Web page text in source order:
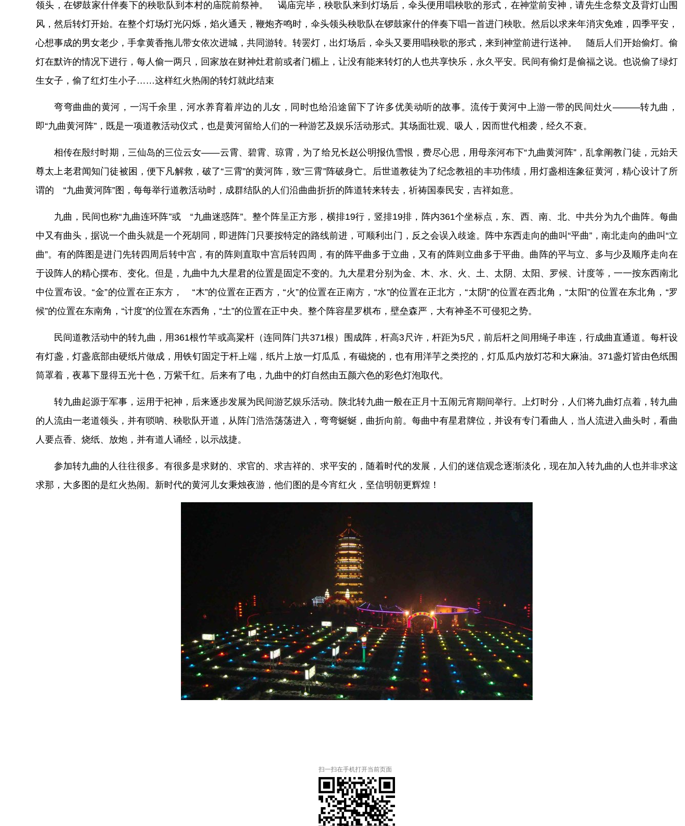
领头，在锣鼓家什伴奏下的秧歌队到本村的庙院前祭神。 谒庙完毕，秧歌队来到灯场后，伞头便用唱秧歌的形式，在神堂前安神，请先生念祭文及背灯山围
风，然后转灯开始。在整个灯场灯光闪烁，焰火通天，鞭炮齐鸣时，伞头领头秧歌队在锣鼓家什的伴奏下唱一首进门秧歌。然后以求来年消灾免难，四季平安，
心想事成的男女老少，手拿黄香拖儿带女依次进城，共同游转。转罢灯，出灯场后，伞头又要用唱秧歌的形式，来到神堂前进行送神。 随后人们开始偷灯。偷
灯在默许的情况下进行，每人偷一两只，回家放在财神灶君前或者门楣上，让没有能来转灯的人也共享快乐，永久平安。民间有偷灯是偷福之说。也说偷了绿灯
生女子，偷了红灯生小子……这样红火热闹的转灯就此结束
弯弯曲曲的黄河，一泻千余里，河水养育着岸边的儿女，同时也给沿途留下了许多优美动听的故事。流传于黄河中上游一带的民间灶火———转九曲，
即“九曲黄河阵”，既是一项道教活动仪式，也是黄河留给人们的一种游艺及娱乐活动形式。其场面壮观、吸人，因而世代相袭，经久不衰。
相传在殷纣时期，三仙岛的三位云女——云霄、碧霄、琼霄，为了给兄长赵公明报仇雪恨，费尽心思，用母亲河布下“九曲黄河阵”，乱拿阐教门徒，元始天
尊太上老君闻知门徒被困，便下凡解救，破了“三霄”的黄河阵，致“三霄”阵破身亡。后世道教徒为了纪念教祖的丰功伟绩，用灯盏相连象征黄河，精心设计了所
谓的 “九曲黄河阵”图，每每举行道教活动时，成群结队的人们沿曲曲折折的阵道转来转去，祈祷国泰民安，吉祥如意。
九曲，民间也称“九曲连环阵”或 “九曲迷惑阵”。整个阵呈正方形，横排19行，竖排19排，阵内361个坐标点，东、西、南、北、中共分为九个曲阵。每曲
中又有曲头，据说一个曲头就是一个死胡同，即进阵门只要按特定的路线前进，可顺利出门，反之会误入歧途。阵中东西走向的曲叫“平曲”，南北走向的曲叫“立
曲”。有的阵图是进门先转四周后转中宫，有的阵则直取中宫后转四周，有的阵平曲多于立曲，又有的阵则立曲多于平曲。曲阵的平与立、多与少及顺序走向在
于设阵人的精心摆布、变化。但是，九曲中九大星君的位置是固定不变的。九大星君分别为金、木、水、火、土、太阴、太阳、罗候、计度等，一一按东西南北
中位置布设。“金”的位置在正东方， “木”的位置在正西方，“火”的位置在正南方，“水”的位置在正北方，“太阴”的位置在西北角，“太阳”的位置在东北角，“罗
候”的位置在东南角，“计度”的位置在东西角，“土”的位置在正中央。整个阵容星罗棋布，壁垒森严，大有神圣不可侵犯之势。
民间道教活动中的转九曲，用361根竹竿或高粱杆（连同阵门共371根）围成阵，杆高3尺许，杆距为5尺，前后杆之间用绳子串连，行成曲直通道。每杆设
有灯盏，灯盏底部由硬纸片做成，用铁钉固定于杆上端，纸片上放一灯瓜瓜，有磁烧的，也有用洋芋之类挖的，灯瓜瓜内放灯芯和大麻油。371盏灯皆由色纸围
筒罩着，夜幕下显得五光十色，万紫千红。后来有了电，九曲中的灯自然由五颜六色的彩色灯泡取代。
转九曲起源于军事，运用于祀神，后来逐步发展为民间游艺娱乐活动。陕北转九曲一般在正月十五闹元宵期间举行。上灯时分，人们将九曲灯点着，转九曲
的人流由一老道领头，并有唢呐、秧歌队开道，从阵门浩浩荡荡进入，弯弯蜒蜒，曲折向前。每曲中有星君牌位，并设有专门看曲人，当人流进入曲头时，看曲
人要点香、烧纸、放炮，并有道人诵经，以示战捷。
参加转九曲的人往往很多。有很多是求财的、求官的、求吉祥的、求平安的，随着时代的发展，人们的迷信观念逐渐淡化，现在加入转九曲的人也并非求这
求那，大多图的是红火热闹。新时代的黄河儿女秉烛夜游，他们图的是今宵红火，坚信明朝更辉煌！
扫一扫在手机打开当前页面